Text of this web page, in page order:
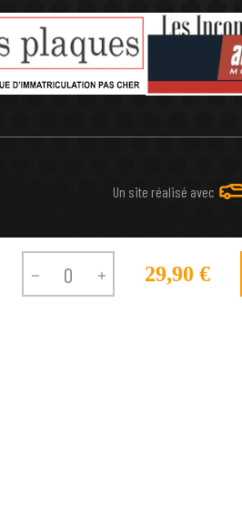
  29,90 €
Un site réalisé avec